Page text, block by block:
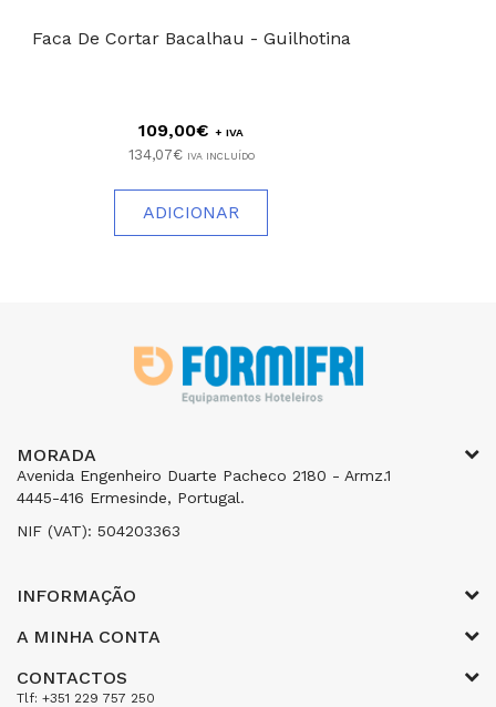
Faca De Cortar Bacalhau - Guilhotina
109,00€ + IVA
134,07€ IVA INCLUÍDO
ADICIONAR
MORADA
Avenida Engenheiro Duarte Pacheco 2180 - Armz.1
4445-416 Ermesinde, Portugal.
NIF (VAT): 504203363
INFORMAÇÃO
A MINHA CONTA
CONTACTOS
Tlf: +351 229 757 250